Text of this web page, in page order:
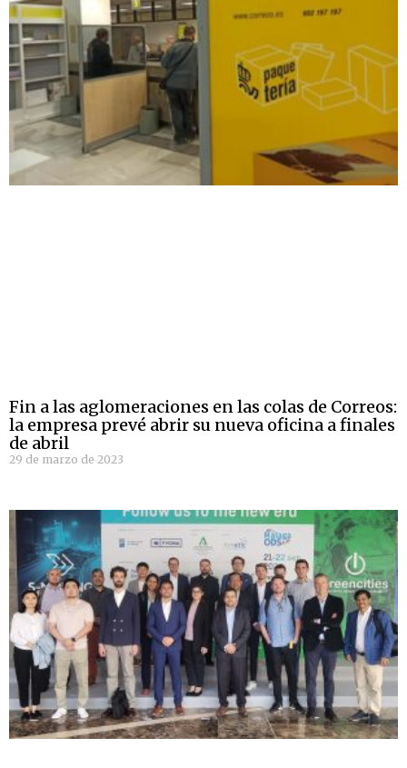
Fin a las aglomeraciones en las colas de Correos:
la empresa prevé abrir su nueva oficina a finales
de abril
29 de marzo de 2023